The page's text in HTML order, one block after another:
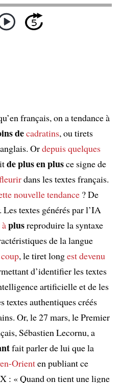
français, on a tendance à
decadratins, ou tirets
Ordepuis quelques
de plus en plusce signe de
dans les textes français.
nouvelle tendance? De
textes générés par l’IA
plusreproduire la syntaxe
de la langue
, le tiret longest devenu
d’identifier les textes
artificielle et de les
textes authentiques créés
Or, le 27 mars, le Premier
Sébastien Lecornu, a
fait parler de lui que la
Orienten publiant ce
: « Quand on tient une ligne